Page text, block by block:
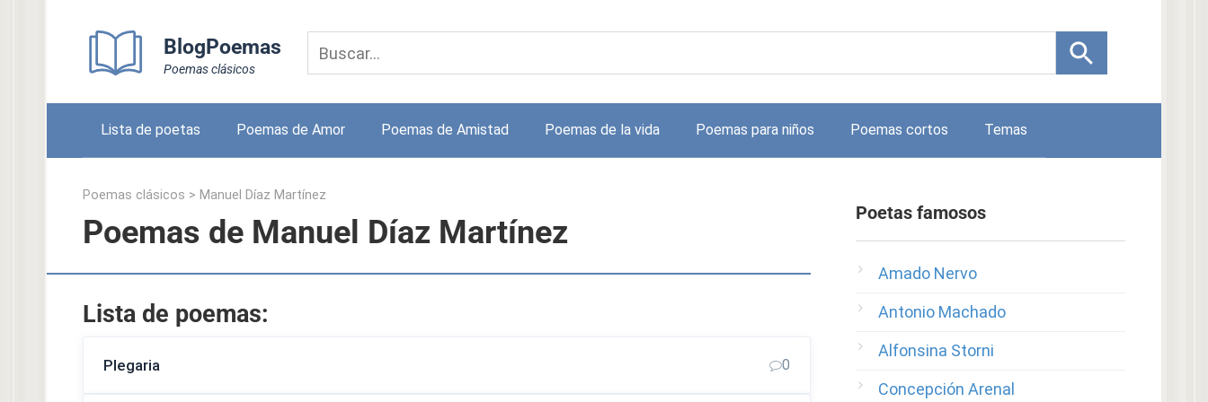
BlogPoemas
Poemas clásicos
Lista de poetas Poemas de Amor Poemas de Amistad Poemas de la vida Poemas para niños Poemas cortos Temas
Poemas clásicos > Manuel Díaz Martínez
Poemas de Manuel Díaz Martínez
Lista de poemas:
Plegaria 0
Poetas famosos
Amado Nervo
Antonio Machado
Alfonsina Storni
Concepción Arenal